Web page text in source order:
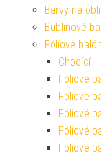
Barvy na
Bublinové
Fóliové
Chodící
Fóliové
Fóliové
Fóliové
Fóliové
Fóliové